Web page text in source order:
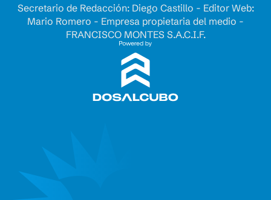
Secretario de Redacción: Diego Castillo - Editor Web:
Mario Romero - Empresa propietaria del medio -
FRANCISCO MONTES S.A.C.I.F.